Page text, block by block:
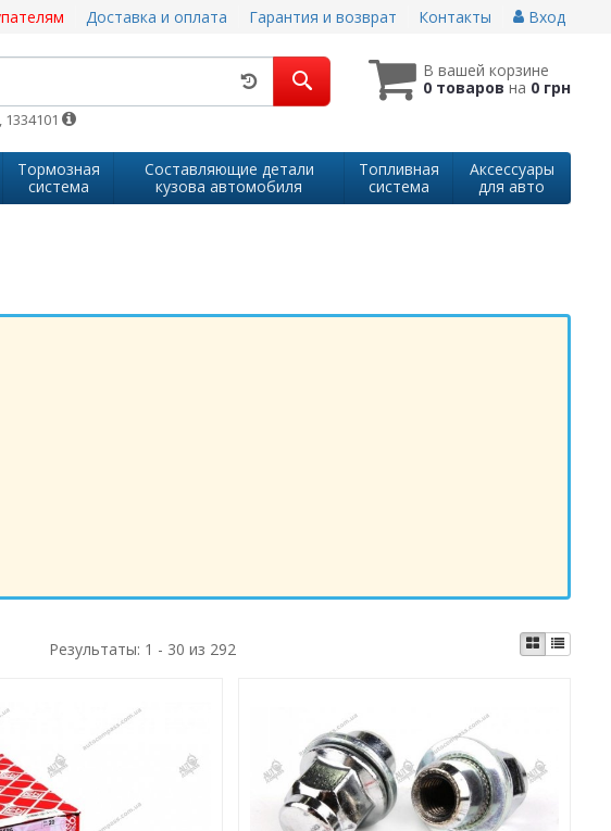
Доставка и оплата Гарантия и возврат Контакты Вход
В вашей корзине
0 товаровна 0 грн
Тормозная
система
Составляющие детали
кузова автомобиля
Топливная
система
Аксессуары
для авто
Результаты: 1 - 30 из 292